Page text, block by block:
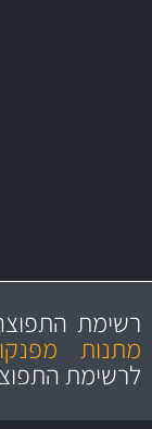
מקצועיות
ושירות מצויין
רשימת
מתנות
לרשימת